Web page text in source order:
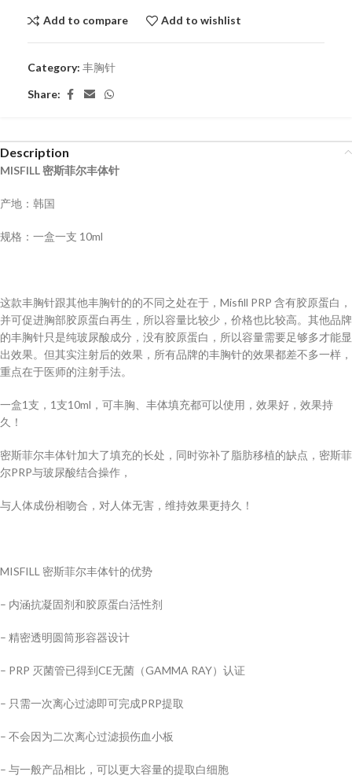
Add to compare Add to wishlist
Category: 丰胸针
Share:
Description
MISFILL 密斯菲尔丰体针
产地：韩国
规格：一盒一支 10ml
这款丰胸针跟其他丰胸针的的不同之处在于，Misfill PRP 含有胶原蛋白，
并可促进胸部胶原蛋白再生，所以容量比较少，价格也比较高。其他品牌
的丰胸针只是纯玻尿酸成分，没有胶原蛋白，所以容量需要足够多才能显
出效果。但其实注射后的效果，所有品牌的丰胸针的效果都差不多一样，
重点在于医师的注射手法。
一盒1支，1支10ml，可丰胸、丰体填充都可以使用，效果好，效果持
久！
密斯菲尔丰体针加大了填充的长处，同时弥补了脂肪移植的缺点，密斯菲
尔PRP与玻尿酸结合操作，
与人体成份相吻合，对人体无害，维持效果更持久！
MISFILL 密斯菲尔丰体针的优势
– 内涵抗凝固剂和胶原蛋白活性剂
– 精密透明圆筒形容器设计
– PRP 灭菌管已得到CE无菌（GAMMA RAY）认证
– 只需一次离心过滤即可完成PRP提取
– 不会因为二次离心过滤损伤血小板
– 与一般产品相比，可以更大容量的提取白细胞